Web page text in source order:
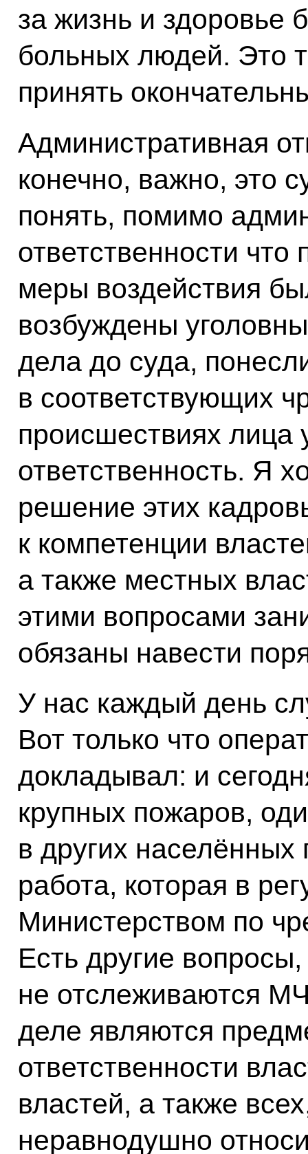
за жизнь и
больных людей. Это
принять
Административная
конечно, важно, это
понять, помимо
ответственности
меры воздействия
возбуждены
дела до суда,
в соответствующих
происшествиях лица
ответственность. Я
решение этих
к компетенции
а также местных
этими вопросами
обязаны навести
У нас каждый день
Вот только что
докладывал: и
крупных пожаров,
в других населённых
работа, которая в
Министерством по
Есть другие
не отслеживаются
деле являются
ответственности
властей, а также
неравнодушно